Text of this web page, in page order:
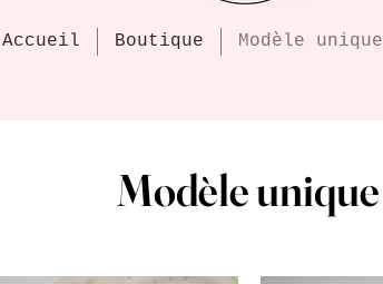
Accueil Boutique Modèle unique
Modèle unique